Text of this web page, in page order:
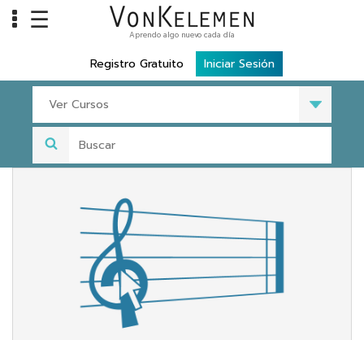
Home
Carreras
Costos
☰ Aprendo algo nuevo cada día
Registro Gratuito Iniciar Sesión
Ver Cursos